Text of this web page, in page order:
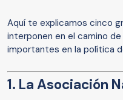
Aquí te explicamos cinco
interponen en el camino de
importantes en la política
1. La Asociación